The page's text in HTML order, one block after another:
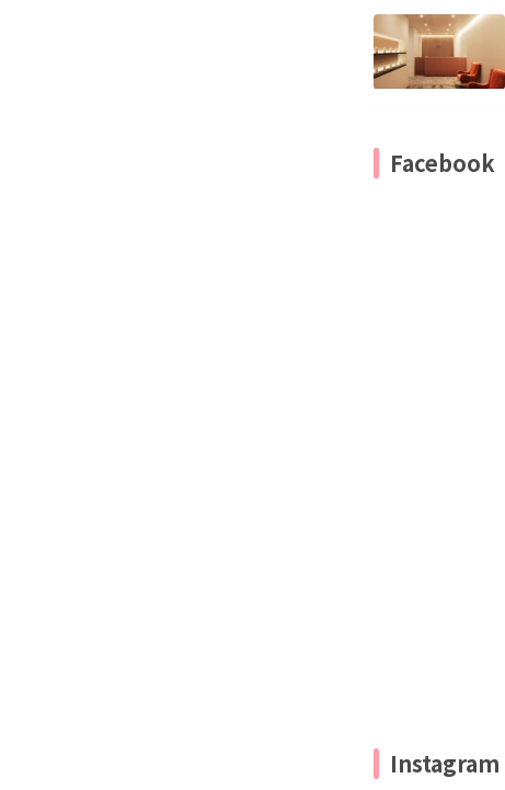
Facebook
Instagram